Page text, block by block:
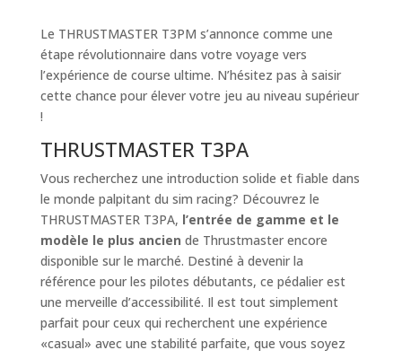
Le THRUSTMASTER T3PM s’annonce comme une
étape révolutionnaire dans votre voyage vers
l’expérience de course ultime. N’hésitez pas à saisir
cette chance pour élever votre jeu au niveau supérieur
!
THRUSTMASTER T3PA
Vous recherchez une introduction solide et fiable dans
le monde palpitant du sim racing? Découvrez le
THRUSTMASTER T3PA, l’entrée de gamme et le
modèle le plus ancien de Thrustmaster encore
disponible sur le marché. Destiné à devenir la
référence pour les pilotes débutants, ce pédalier est
une merveille d’accessibilité. Il est tout simplement
parfait pour ceux qui recherchent une expérience
«casual» avec une stabilité parfaite, que vous soyez